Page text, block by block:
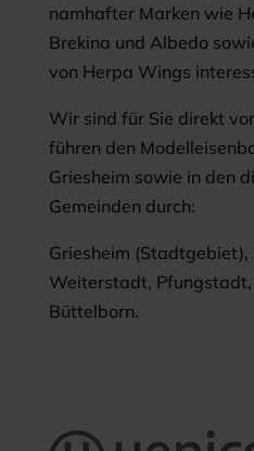
namhafter Marken wie
Brekina und Albedo
von Herpa Wings
Wir sind für Sie direkt
führen den
Griesheim sowie in den
Gemeinden durch:
Griesheim
Weiterstadt,
Büttelborn.